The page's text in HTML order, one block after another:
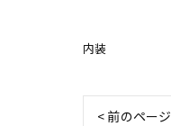
内装
< 前のページ